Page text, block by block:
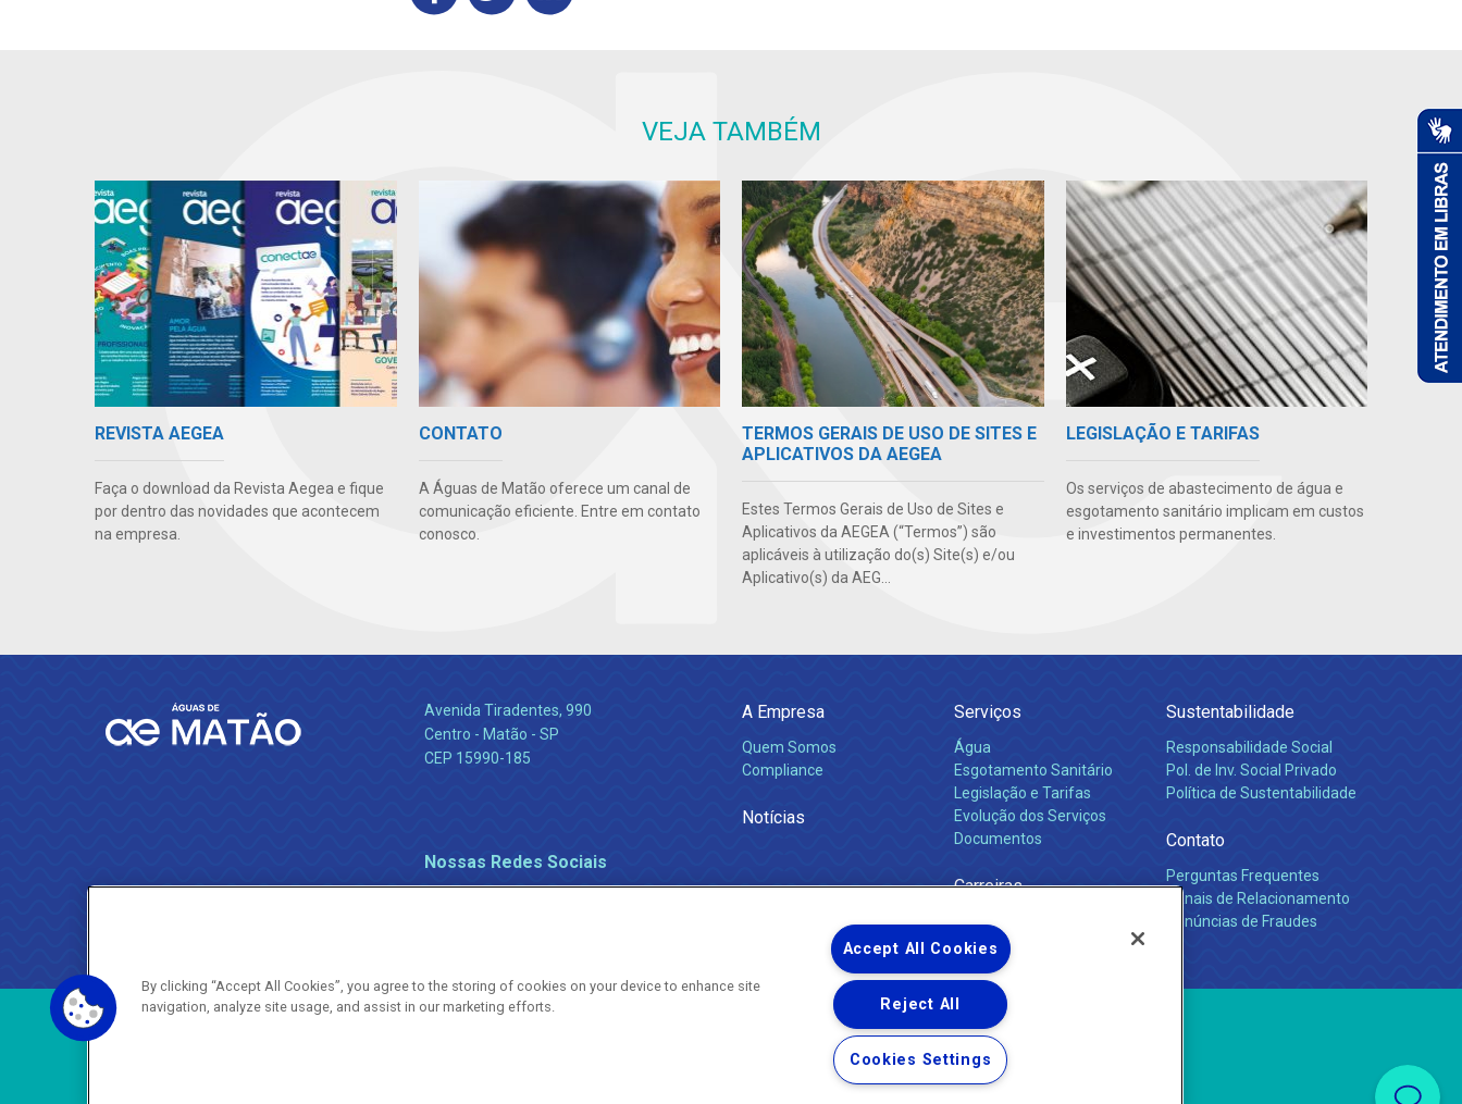
VEJA TAMBÉM
REVISTA AEGEA
Faça o download da Revista Aegea e fique
por dentro das novidades que acontecem
na empresa.
CONTATO
A Águas de Matão oferece um canal de
comunicação eficiente. Entre em contato
conosco.
TERMOS GERAIS DE USO DE SITES E
APLICATIVOS DA AEGEA
Estes Termos Gerais de Uso de Sites e
Aplicativos da AEGEA (“Termos”) são
aplicáveis à utilização do(s) Site(s) e/ou
Aplicativo(s) da AEG...
LEGISLAÇÃO E TARIFAS
Os serviços de abastecimento de água e
esgotamento sanitário implicam em custos
e investimentos permanentes.
Avenida Tiradentes, 990
Centro - Matão - SP
CEP 15990-185
Nossas Redes Sociais
A Empresa
Quem Somos
Compliance
Notícias
Serviços
Água
Esgotamento Sanitário
Legislação e Tarifas
Evolução dos Serviços
Documentos
Carreiras
Sustentabilidade
Responsabilidade Social
Pol. de Inv. Social Privado
Política de Sustentabilidade
Contato
Perguntas Frequentes
Canais de Relacionamento
Denúncias de Fraudes
Copyright ® 2026 - Todos os Direitos Reservados.
By clicking “Accept All Cookies”, you agree to the storing of cookies on your device to enhance site
navigation, analyze site usage, and assist in our marketing efforts.
Accept All Cookies
Reject All
Cookies Settings